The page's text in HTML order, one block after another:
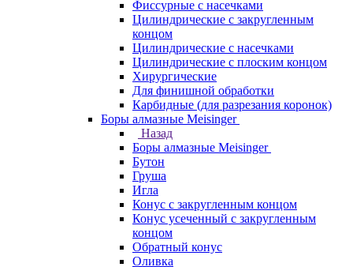
Фиссурные с насечками
Цилиндрические с закругленным
концом
Цилиндрические с насечками
Цилиндрические с плоским концом
Хирургические
Для финишной обработки
Карбидные (для разрезания коронок)
Боры алмазные Meisinger
Назад
Боры алмазные Meisinger
Бутон
Груша
Игла
Конус c закругленным концом
Конус усеченный c закругленным
концом
Обратный конус
Оливка